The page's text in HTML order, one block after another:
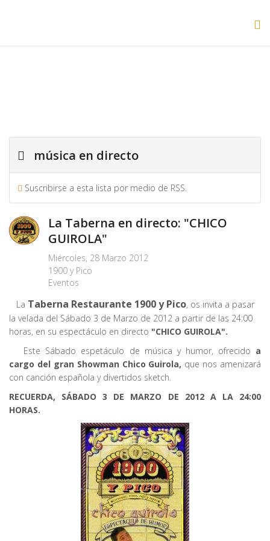
música en directo
Suscribirse a esta lista por medio de RSS.
La Taberna en directo: "CHICO
GUIROLA"
Miércoles, 28 Marzo 2012
1900 y Pico
Eventos
La Taberna Restaurante 1900 y Pico, os invita a pasar
la velada del Sábado 3 de Marzo de 2012 a partir de las 24:00
horas, en su espectáculo en directo "CHICO GUIROLA".
Este Sábado espetáculo de música y humor, ofrecido a
cargo del gran Showman Chico Guirola, que nos amenizará
con canción española y divertidos sketch.
RECUERDA, SÁBADO 3 DE MARZO DE 2012 A LA 24:00
HORAS.